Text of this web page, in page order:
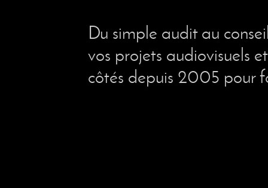
Du simple audit au
vos projets audiovisuels
côtés depuis 2005 pour